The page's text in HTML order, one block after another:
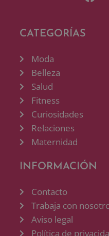
CATEGORÍAS
Moda
Belleza
Salud
Fitness
Curiosidades
Relaciones
Maternidad
INFORMACIÓN
Contacto
Trabaja con
Aviso legal
Política de